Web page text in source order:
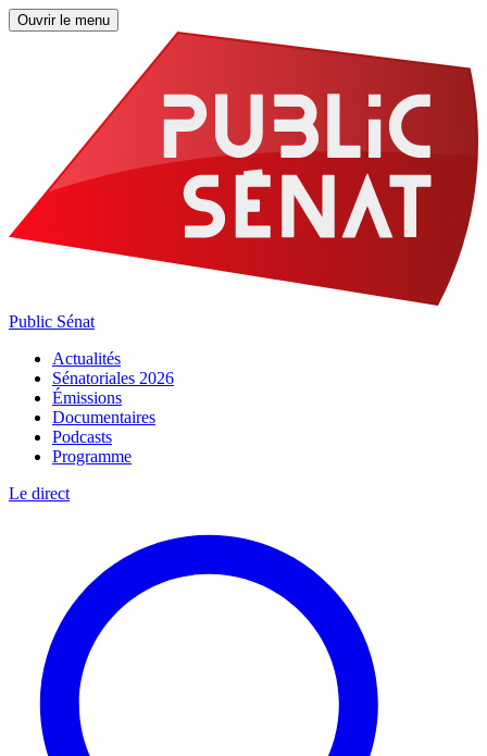
Ouvrir le menu
Public Sénat
Actualités
Sénatoriales 2026
Émissions
Documentaires
Podcasts
Programme
Le direct